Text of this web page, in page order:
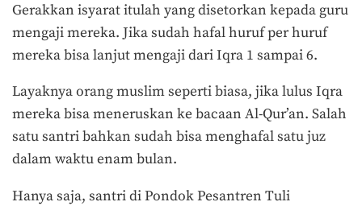
Gerakkan isyarat itulah yang disetorkan kepada guru
mengaji mereka. Jika sudah hafal huruf per huruf
mereka bisa lanjut mengaji dari Iqra 1 sampai 6.
Layaknya orang muslim seperti biasa, jika lulus Iqra
mereka bisa meneruskan ke bacaan Al-Qur’an. Salah
satu santri bahkan sudah bisa menghafal satu juz
dalam waktu enam bulan.
Hanya saja, santri di Pondok Pesantren Tuli